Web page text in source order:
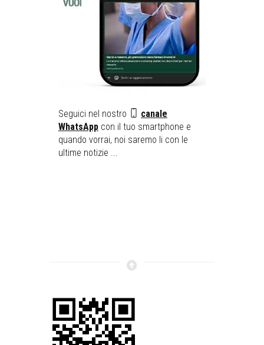
Seguici nel nostro
canale
WhatsApp con il tuo smartphone e
quando vorrai, noi saremo li con le
ultime notizie ...